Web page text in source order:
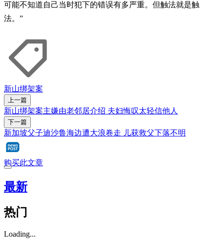
可能不知道自己当时犯下的错误有多严重。但触法就是触
法。”
新山绑架案
上一篇
新山绑架案主嫌由老邻居介绍 夫妇悔叹太轻信他人
下一篇
新加坡父子迪沙鲁海边遭大浪卷走 儿获救父下落不明
购买此文章
最新
热门
Loading...